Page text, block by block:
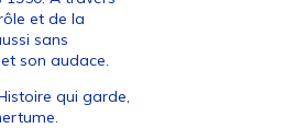
et de la
sans
son audace.
qui garde,